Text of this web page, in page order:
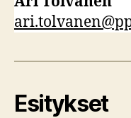
Esitykset